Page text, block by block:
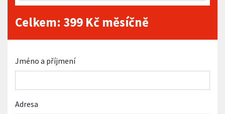
Celkem: 399 Kč měsíčně
Jméno a příjmení
Adresa